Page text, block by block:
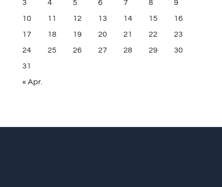
3
4 5 6 7 8
9
10
11 12 13 14 15
16
17
18 19 20 21 22
23
24
25 26 27 28 29
30
31
« Apr.